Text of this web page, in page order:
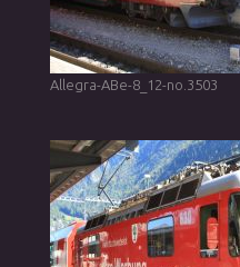
Allegra-ABe-8_12-no.3503